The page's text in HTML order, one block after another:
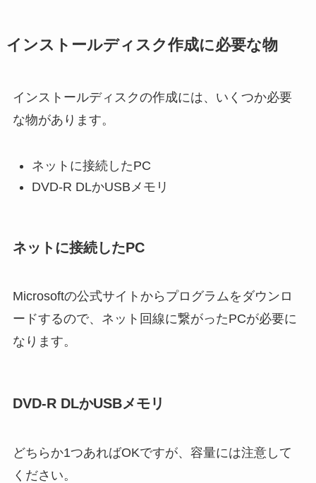
インストールディスク作成に必要な物
インストールディスクの作成には、いくつか必要
な物があります。
ネットに接続したPC
DVD-R DLかUSBメモリ
ネットに接続したPC
Microsoftの公式サイトからプログラムをダウンロ
ードするので、ネット回線に繋がったPCが必要に
なります。
DVD-R DLかUSBメモリ
どちらか1つあればOKですが、容量には注意して
ください。